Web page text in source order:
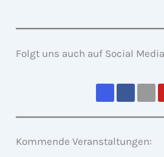
Folgt uns auch auf Social
Kommende Veranstaltungen: